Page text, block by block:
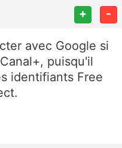
+ -
avec Google si
puisqu'il
identifiants Free